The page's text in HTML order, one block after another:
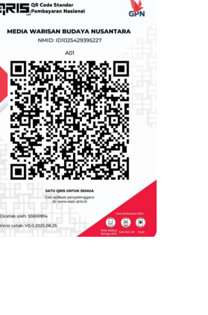
Tolitoli Gelar
Peringati Hari
ke-79: bentuk
kepada
dan warakawuri
Pengujung April 2025 Baru
Dua Persen Wilayah
Indonesia Masuk Musim
Kemarau
April 30, 2025